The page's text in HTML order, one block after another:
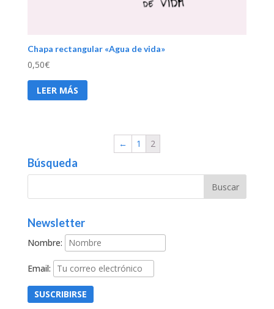
Chapa rectangular «Agua de vida»
0,50€
LEER MÁS
← 1 2
Búsqueda
Newsletter
Nombre:
Email: